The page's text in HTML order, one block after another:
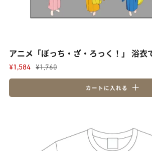
アニメ「ぼっち・ざ・ろっく！」 浴衣
¥1,584 ¥1,760
カートに入れる